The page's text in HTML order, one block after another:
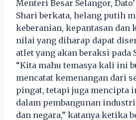
Menteri Besar Selangor,
Shari berkata, helang putih
keberanian, kepantasan dan
nilai yang diharap dapat
atlet yang akan beraksi pada
“Kita mahu temasya kali ini
mencatat kemenangan dari
pingat, tetapi juga mencipta
dalam pembangunan
dan negara,” katanya ketika